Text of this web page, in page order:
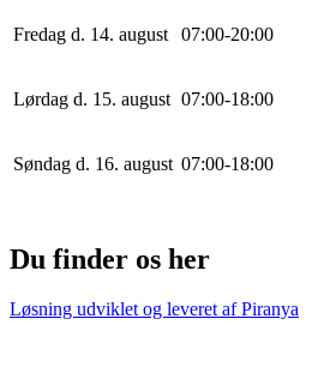
Fredag d. 14. august 07:00-20:00
Lørdag d. 15. august 07:00-18:00
Søndag d. 16. august 07:00-18:00
Du finder os her
Løsning udviklet og leveret afPiranya